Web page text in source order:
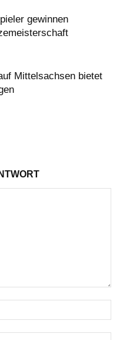
gewinnen
Mittelsachsen bietet